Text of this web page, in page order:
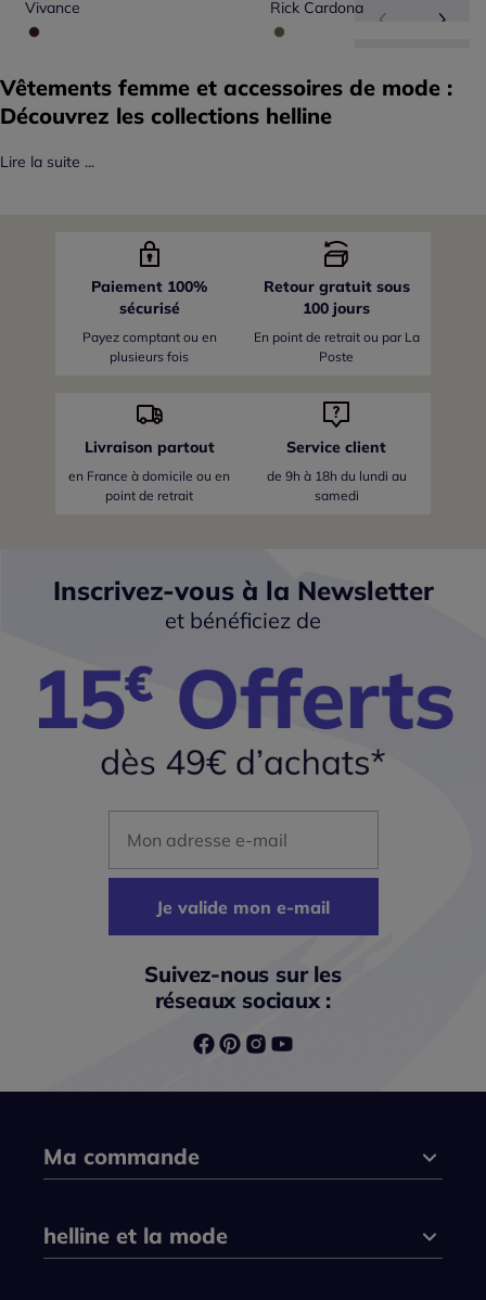
Vivance Rick Cardona
Vêtements femme et accessoires de mode :
Découvrez les collections helline
Lire la suite ...
Paiement 100%
sécurisé
Payez comptant ou en
plusieurs fois
Retour gratuit sous
100 jours
En point de retrait ou par La
Poste
Livraison partout
en France à domicile ou en
point de retrait
Service client
de 9h à 18h du lundi au
samedi
Inscrivez-vous à la Newsletter
et bénéficiez de
Je valide mon e-mail
Suivez-nous sur les
réseaux sociaux :
Ma commande
helline et la mode